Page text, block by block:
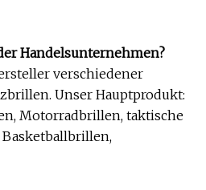
Handelsunternehmen?
verschiedener
Unser Hauptprodukt:
Motorradbrillen, taktische